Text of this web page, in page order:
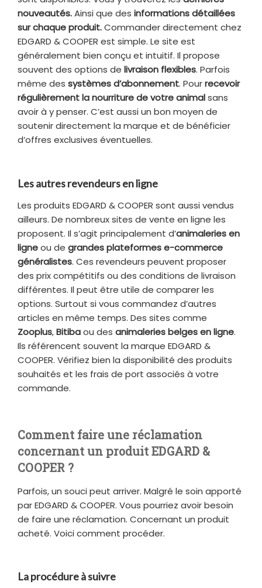
nouveautés.Ainsi que des informations détaillées
sur chaque produit.Commander directement chez
EDGARD & COOPER est simple. Le site est
généralement bien conçu et intuitif. Il propose
souvent des options de livraison flexibles. Parfois
même des systèmes d’abonnement. Pourrecevoir
régulièrement la nourriture de votre animalsans
avoir à y penser. C’est aussi un bon moyen de
soutenir directement la marque et de bénéficier
d’offres exclusives éventuelles.
Les autres revendeurs en ligne
Les produits EDGARD & COOPER sont aussi vendus
ailleurs. De nombreux sites de vente en ligne les
proposent. Il s’agit principalement d’animaleries en
ligneou de grandes plateformes e-commerce
généralistes. Ces revendeurs peuvent proposer
des prix compétitifs ou des conditions de livraison
différentes. Il peut être utile de comparer les
options. Surtout si vous commandez d’autres
articles en même temps. Des sites comme
Zooplus,Bitibaou des animaleries belges en ligne.
Ils référencent souvent la marque EDGARD &
COOPER. Vérifiez bien la disponibilité des produits
souhaités et les frais de port associés à votre
commande.
Comment faire une réclamation
concernant un produit EDGARD &
COOPER ?
Parfois, un souci peut arriver. Malgré le soin apporté
par EDGARD & COOPER. Vous pourriez avoir besoin
de faire une réclamation. Concernant un produit
acheté. Voici comment procéder.
La procédure à suivre